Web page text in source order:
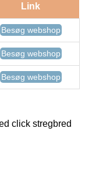
Link
Besøg webshop
Besøg webshop
Besøg webshop
click stregbred